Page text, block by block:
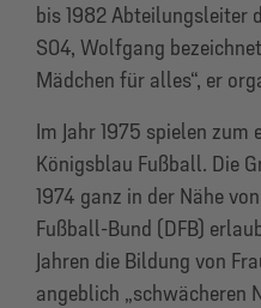
bis 1982 Abteilungsleiter
S04, Wolfgang
Mädchen für alles“, er
Im Jahr 1975 spielen
Königsblau Fußball. Die
1974 ganz in der Nähe
Fußball-Bund (DFB)
Jahren die Bildung von
angeblich „schwächeren